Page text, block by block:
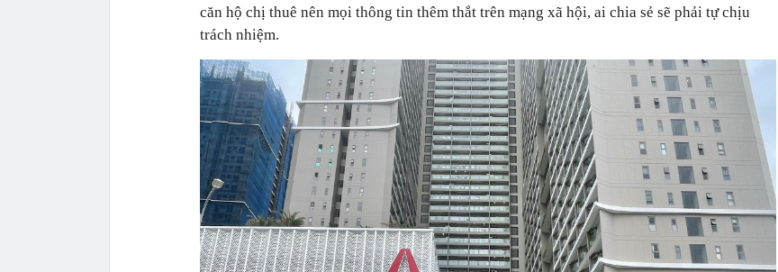
căn hộ chị thuê nên mọi thông tin thêm thắt trên mạng xã hội, ai chia sẻ sẽ phải tự chịu
trách nhiệm.